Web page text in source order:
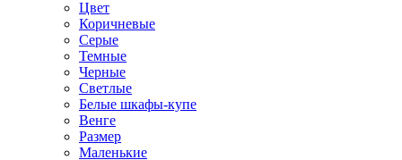
Цвет
Коричневые
Серые
Темные
Черные
Светлые
Белые шкафы-купе
Венге
Размер
Маленькие